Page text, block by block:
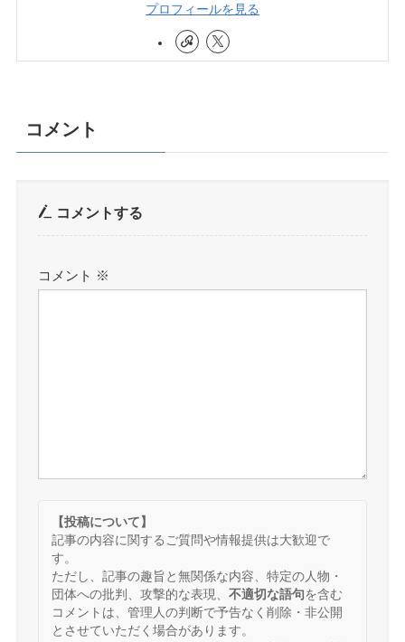
プロフィールを見る
コメント
コメントする
コメント ※
【投稿について】
記事の内容に関するご質問や情報提供は大歓迎で
す。
ただし、記事の趣旨と無関係な内容、特定の人物・
団体への批判、攻撃的な表現、 不適切な語句を含む
コメントは、管理人の判断で予告なく削除・非公開
とさせていただく場合があります。